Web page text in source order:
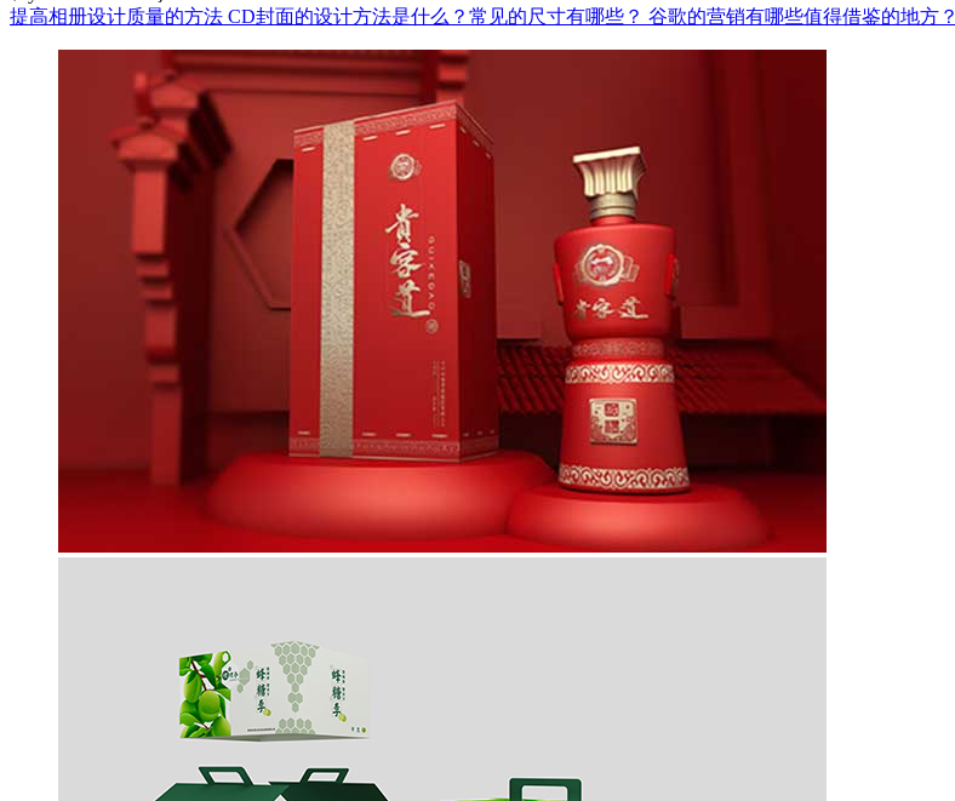
提高相册设计质量的方法 CD封面的设计方法是什么？常见的尺寸有哪些？ 谷歌的营销有哪些值得借鉴的地方？